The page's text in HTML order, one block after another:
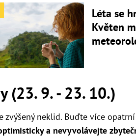
Léta se
Květen
(23. 9. - 23. 10.)
zvýšený neklid. Buďte více
a nevyvolávejte